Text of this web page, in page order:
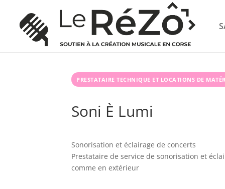
PRESTATAIRE TECHNIQUE ET LOCATIONS DE
Soni È Lumi
Sonorisation et éclairage de concerts
Prestataire de service de sonorisation et
comme en extérieur